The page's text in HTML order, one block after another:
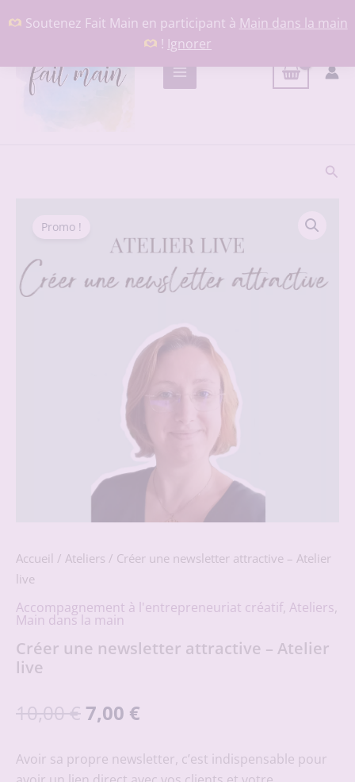
Soutenez Fait Main en participant à Main dans la main
! Ignorer
au
Promo !
Accueil / Ateliers / Créer une newsletter attractive – Atelier
live
Accompagnement à l'entrepreneuriat créatif, Ateliers,
Main dans la main
Créer une newsletter attractive – Atelier
live
10,00€ Le
initial
était :
7,00 €
actuel
est :
Avoir sa propre newsletter, c’est indispensable pour